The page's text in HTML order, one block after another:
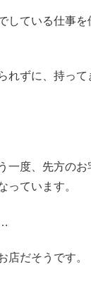
している仕事を
れずに、持っ
一度、先方の
っています。
店だそうです。